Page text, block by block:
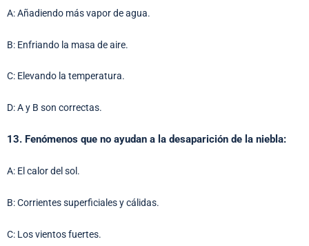
A: Añadiendo más vapor de agua.
B: Enfriando la masa de aire.
C: Elevando la temperatura.
D: A y B son correctas.
13. Fenómenos que no ayudan a la desaparición de la niebla:
A: El calor del sol.
B: Corrientes superficiales y cálidas.
C: Los vientos fuertes.